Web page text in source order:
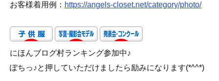
お客様着用例： https://angels-closet.net/category/photo/
にほんブログ村ランキング参加中♪
ぽちっ♪と押していただけましたら励みになります(*^^*)